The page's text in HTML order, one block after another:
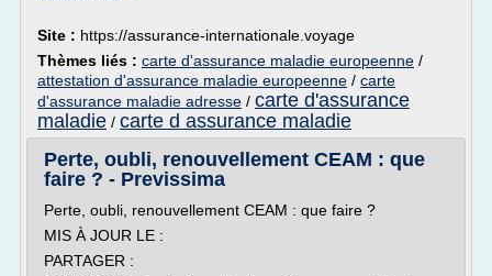
Site : https://assurance-internationale.voyage
Thèmes liés : carte d'assurance maladie europeenne /
attestation d'assurance maladie europeenne / carte
d'assurance maladie adresse / carte d'assurance
maladie / carte d assurance maladie
Perte, oubli, renouvellement CEAM : que
faire ? - Previssima
Perte, oubli, renouvellement CEAM : que faire ?
MIS À JOUR LE :
PARTAGER :